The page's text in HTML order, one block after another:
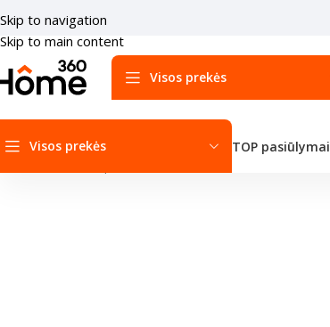
Skip to navigation
Skip to main content
Visos prekės
Visos prekės TOP pasiūlymai